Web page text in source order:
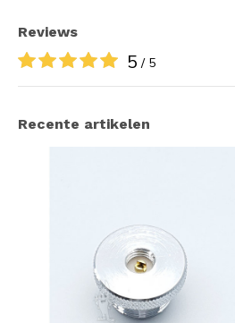
Reviews
5 / 5
Recente artikelen